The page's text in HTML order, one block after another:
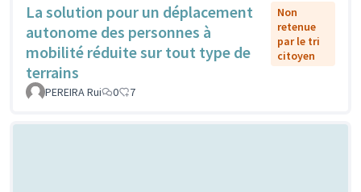
La solution pour un déplacement
autonome des personnes à
mobilité réduite sur tout type de
terrains
Non
retenue
par le tri
citoyen
PEREIRA Rui 0 7